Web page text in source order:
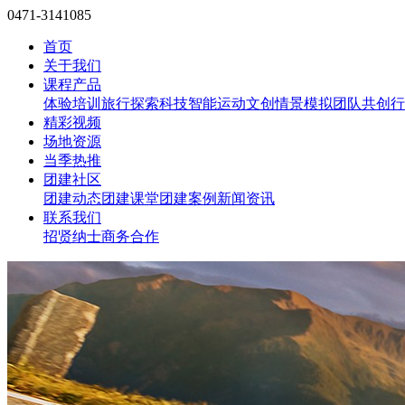
0471-3141085
首页
关于我们
课程产品
体验培训 旅行探索科技智能运动文创情景模拟团队共创
精彩视频
场地资源
当季热推
团建社区
团建动态团建课堂团建案例 新闻资讯
联系我们
招贤纳士商务合作